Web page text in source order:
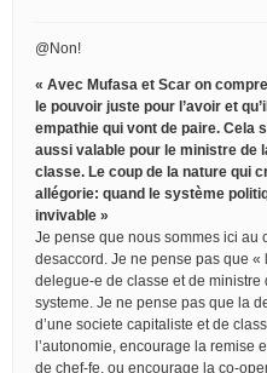
@Non!
« Avec Mufasa et Scar on
le pouvoir juste pour l’avoir et
empathie qui vont de paire. Cela
aussi valable pour le ministre de
classe. Le coup de la nature qui
allégorie: quand le système
invivable »
Je pense que nous sommes ici au
desaccord. Je ne pense pas que
delegue-e de classe et de
systeme. Je ne pense pas que la
d’une societe capitaliste et de
l’autonomie, encourage la remise
de chef-fe, ou encourage la co-